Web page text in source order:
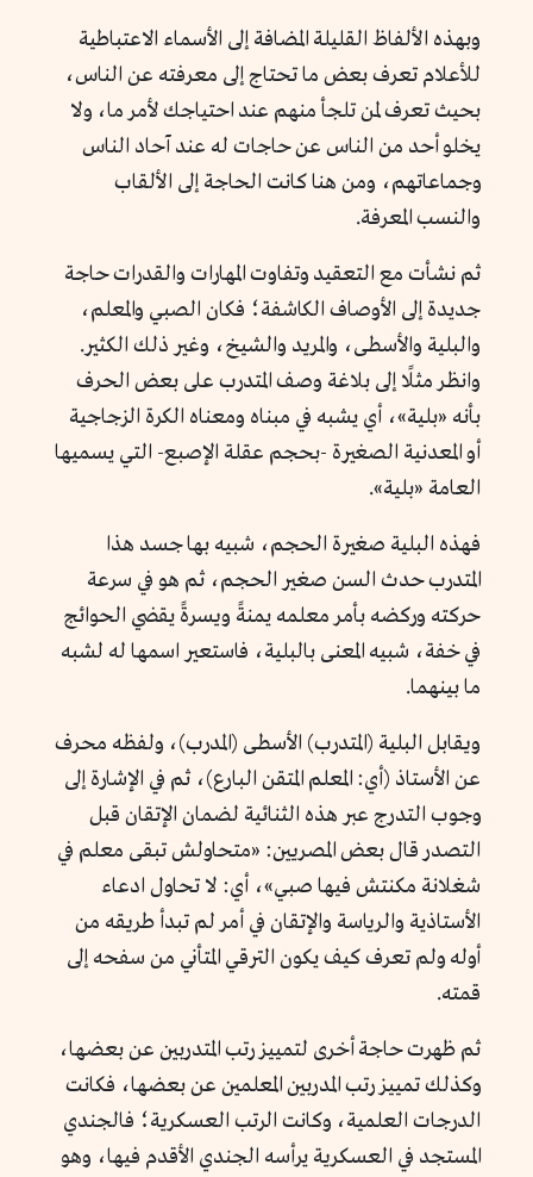
وبهذه الألفاظ القليلة المضافة إلى الأسماء الاعتباطية
للأعلام تعرف بعض ما تحتاج إلى معرفته عن الناس،
بحيث تعرف لمن تلجأ منهم عند احتياجك لأمر ما، ولا
يخلو أحد من الناس عن حاجات له عند آحاد الناس
وجماعاتهم، ومن هنا كانت الحاجة إلى الألقاب
والنسب المعرفة.
ثم نشأت مع التعقيد وتفاوت المهارات والقدرات حاجة
جديدة إلى الأوصاف الكاشفة؛ فكان الصبي والمعلم،
والبلية والأسطى، والمريد والشيخ، وغير ذلك الكثير.
وانظر مثلًا إلى بلاغة وصف المتدرب على بعض الحرف
بأنه «بلية»، أي يشبه في مبناه ومعناه الكرة الزجاجية
أو المعدنية الصغيرة -بحجم عقلة الإصبع- التي يسميها
العامة «بلية».
فهذه البلية صغيرة الحجم، شبيه بها جسد هذا
المتدرب حدث السن صغير الحجم، ثم هو في سرعة
حركته وركضه بأمر معلمه يمنةً ويسرةً يقضي الحوائج
في خفة، شبيه المعنى بالبلية، فاستعير اسمها له لشبه
ما بينهما.
ويقابل البلية (المتدرب) الأسطى (المدرب)، ولفظه محرف
عن الأستاذ (أي: المعلم المتقن البارع)، ثم في الإشارة إلى
وجوب التدرج عبر هذه الثنائية لضمان الإتقان قبل
التصدر قال بعض المصريين: «متحاولش تبقى معلم في
شغلانة مكنتش فيها صبي»، أي: لا تحاول ادعاء
الأستاذية والرياسة والإتقان في أمر لم تبدأ طريقه من
أوله ولم تعرف كيف يكون الترقي المتأني من سفحه إلى
قمته.
ثم ظهرت حاجة أخرى لتمييز رتب المتدربين عن بعضها،
وكذلك تمييز رتب المدربين المعلمين عن بعضها، فكانت
الدرجات العلمية، وكانت الرتب العسكرية؛ فالجندي
المستجد في العسكرية يرأسه الجندي الأقدم فيها، وهو